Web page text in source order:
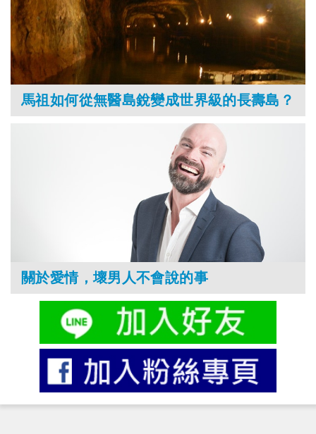
馬祖如何從無醫島銳變成世界級的長壽島？
關於愛情，壞男人不會說的事